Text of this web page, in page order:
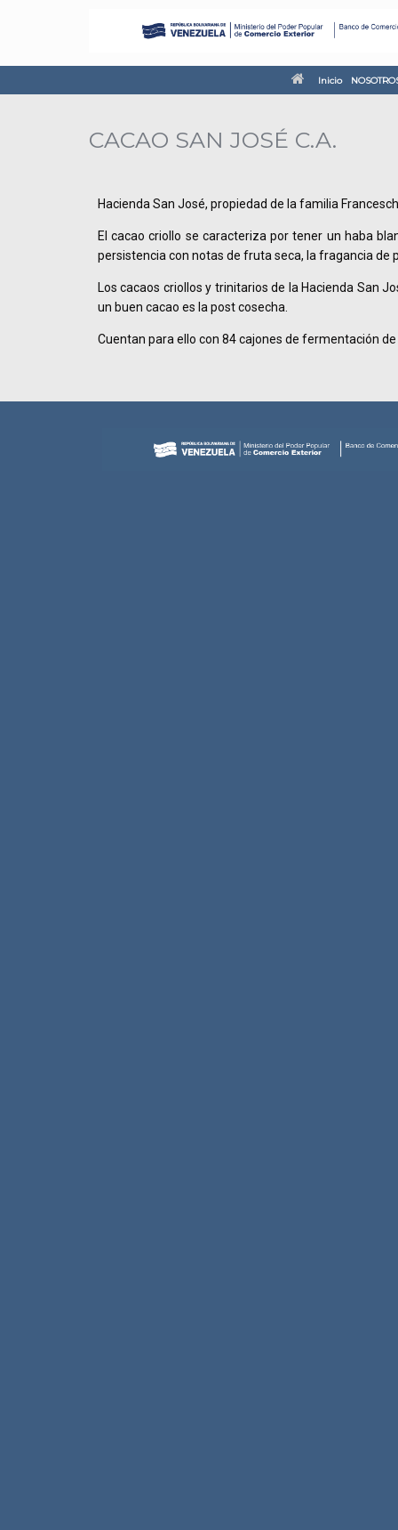
Inicio
CACAO SAN JOSÉ C.A.
Hacienda San José, propiedad de la familia
El cacao criollo se caracteriza por tener un haba
persistencia con notas de fruta seca, la fragancia de
Los cacaos criollos y trinitarios de la Hacienda San
un buen cacao es la post cosecha.
Cuentan para ello con 84 cajones de fermentación